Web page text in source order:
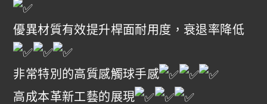
優異材質有效提升桿面耐用度，衰退率降低
非常特別的高質感觸球手感
高成本革新工藝的展現